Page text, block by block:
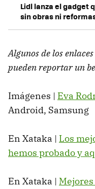
Lidl lanza el gadget
sin obras ni
Algunos de los
pueden reportar un
Imágenes | Eva
Android, Samsung
En Xataka | Los
hemos probado y
En Xataka |